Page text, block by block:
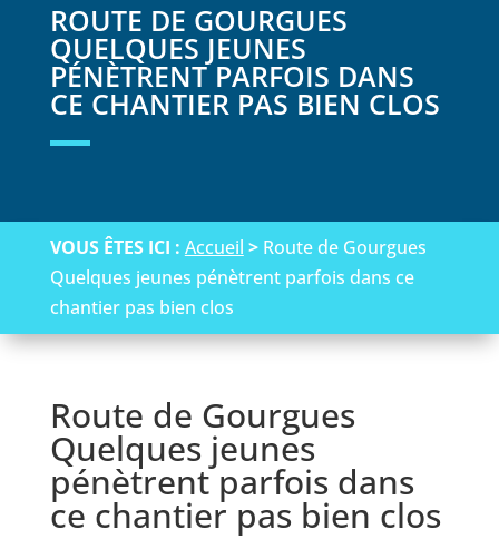
ROUTE DE GOURGUES
QUELQUES JEUNES
PÉNÈTRENT PARFOIS DANS
CE CHANTIER PAS BIEN CLOS
VOUS ÊTES ICI : Accueil > Route de Gourgues
Quelques jeunes pénètrent parfois dans ce
chantier pas bien clos
Route de Gourgues
Quelques jeunes
pénètrent parfois dans
ce chantier pas bien clos